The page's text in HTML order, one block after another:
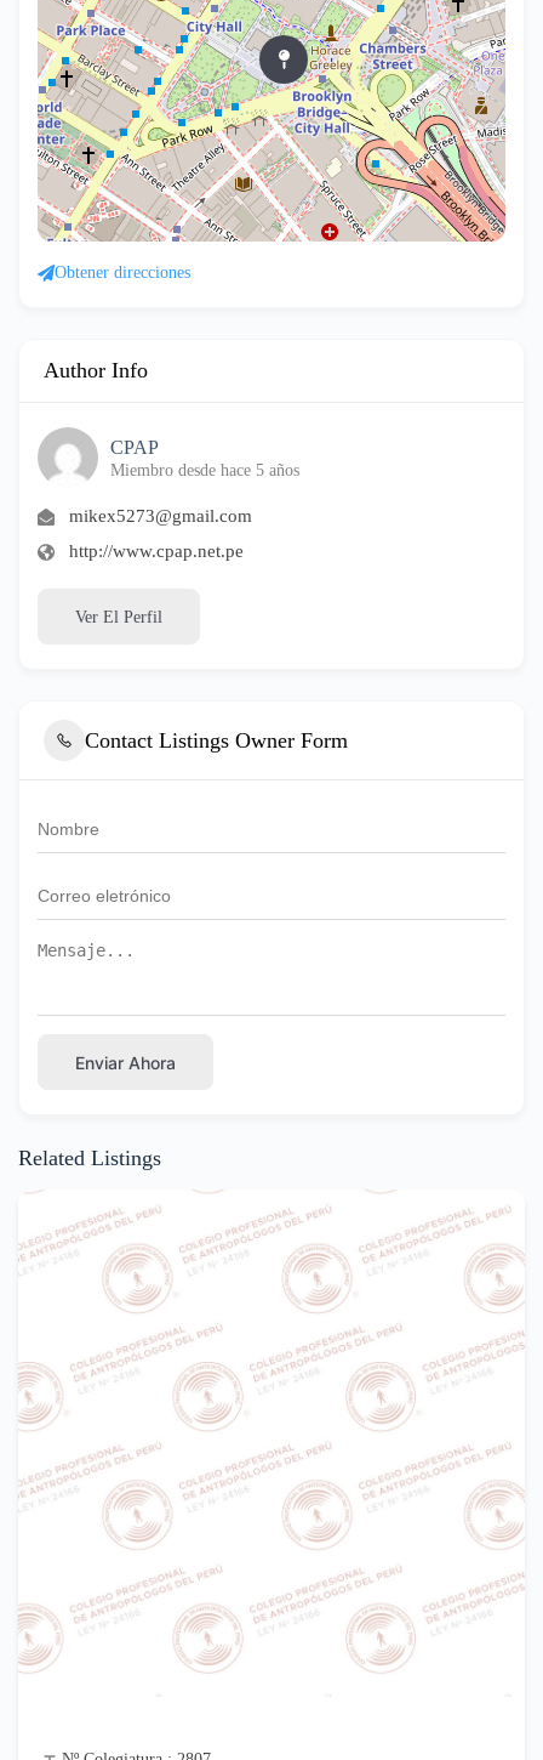
Obtener direcciones
Author Info
CPAP
Miembro desde hace 5 años
mikex5273@gmail.com
http://www.cpap.net.pe
Ver El Perfil
Contact Listings Owner Form
Enviar Ahora
Related Listings